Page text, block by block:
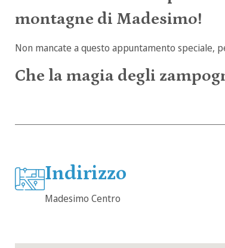
montagne di Madesimo!
Non mancate a questo appuntamento speciale,
Che la magia degli
Indirizzo
Madesimo Centro